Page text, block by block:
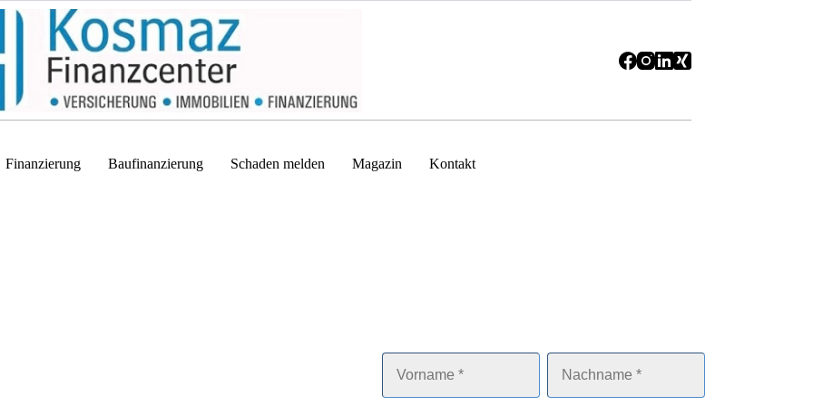
Finanzierung Baufinanzierung Schaden melden Magazin Kontakt
Vorname Nachname